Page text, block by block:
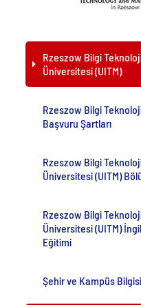
Rzeszow Bilgi
Üniversitesi (UITM)
Rzeszow Bilgi
Başvuru Şartları
Rzeszow Bilgi
Üniversitesi (UITM)
Rzeszow Bilgi
Üniversitesi (UITM)
Eğitimi
Şehir ve Kampüs Bilgisi